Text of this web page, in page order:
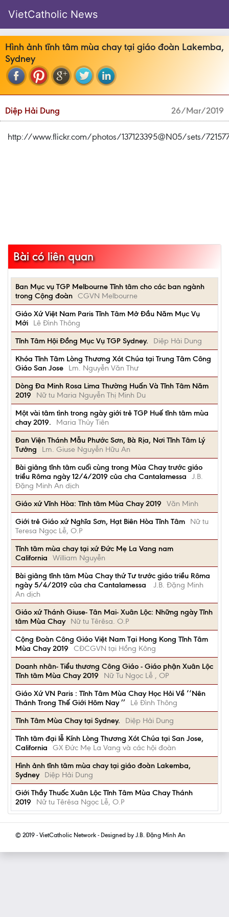
VietCatholic News
Hình ảnh tĩnh tâm mùa chay tại giáo đoàn Lakemba,
Sydney
Diệp Hải Dung 26/Mar/2019
http://www.flickr.com/photos/137123395@N05/sets/
Bài có liên quan
Ban Mục vụ TGP Melbourne Tĩnh tâm cho các ban ngành
trong Cộng đoàn CGVN Melbourne
Giáo Xứ Việt Nam Paris Tĩnh Tâm Mở Đầu Năm Mục Vụ
Mới
Lê Đình Thông
Tĩnh Tâm Hội Đồng Mục Vụ TGP Sydney.
Diệp Hải Dung
Khóa Tĩnh Tâm Lòng Thương Xót Chúa tại Trung Tâm Công
Giáo San Jose
Lm. Nguyễn Văn Thư
Dòng Đa Minh Rosa Lima Thường Huấn Và Tĩnh Tâm Năm
2019
Nữ tu Maria Nguyễn Thị Minh Du
Một vài tâm tình trong ngày giới trẻ TGP Huế tĩnh tâm mùa
chay 2019.
Maria Thủy Tiên
Đan Viện Thánh Mẫu Phước Sơn, Bà Rịa, Nơi Tĩnh Tâm Lý
Tưởng
Lm. Giuse Nguyễn Hữu An
Bài giảng tĩnh tâm cuối cùng trong Mùa Chay trước giáo
triều Rôma ngày 12/4/2019 của cha Cantalamessa
J.B.
Đặng Minh An dịch
Giáo xứ Vĩnh Hòa: Tĩnh tâm Mùa Chay 2019
Văn Minh
Giới trẻ Giáo xứ Nghĩa Sơn, Hạt Biên Hòa Tĩnh Tâm
Nữ tu
Teresa Ngọc Lễ, O.P
Tĩnh tâm mùa chay tại xứ Đức Mẹ La Vang nam
California
William Nguyễn
Bài giảng tĩnh tâm Mùa Chay thứ Tư trước giáo triều Rôma
ngày 5/4/2019 của cha Cantalamessa
J.B. Đặng Minh
An dịch
Giáo xứ Thánh Giuse- Tân Mai- Xuân Lộc: Những ngày Tĩnh
tâm Mùa Chay
Nữ tu Têrêsa. O.P
Cộng Đoàn Công Giáo Việt Nam Tại Hong Kong Tĩnh Tâm
Mùa Chay 2019
CĐCGVN tại Hồng Kông
Doanh nhân- Tiểu thương Công Giáo - Giáo phận Xuân Lộc
Tĩnh tâm Mùa Chay 2019
Nữ Tu Ngọc Lễ , OP
Giáo Xứ VN Paris : Tĩnh Tâm Mùa Chay Học Hỏi Về ‘‘Nên
Thánh Trong Thế Giới Hôm Nay ’’
Lê Đình Thông
Tĩnh Tâm Mùa Chay tại Sydney.
Diệp Hải Dung
Tĩnh tâm đại lễ Kính Lòng Thương Xót Chúa tại San Jose,
California
GX Đức Mẹ La Vang và các hội đoàn
Hình ảnh tĩnh tâm mùa chay tại giáo đoàn Lakemba,
Sydney
Diệp Hải Dung
Giới Thầy Thuốc Xuân Lộc Tĩnh Tâm Mùa Chay Thánh
2019
Nữ tu Têrêsa Ngọc Lễ, O.P
© 2019 - VietCatholic Network - Designed by J.B. Đặng Minh An